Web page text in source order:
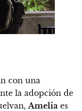
con una
la adopción de
Amelia es